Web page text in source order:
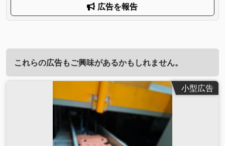
広告を報告
これらの広告もご興味があるかもしれません。
小型広告